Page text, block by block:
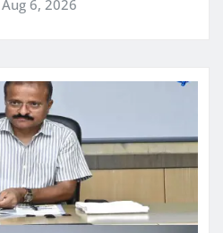
Aug 6, 2026